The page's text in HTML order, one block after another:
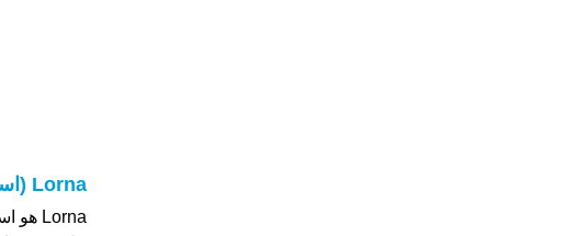
Lorna (اسم مفضل)